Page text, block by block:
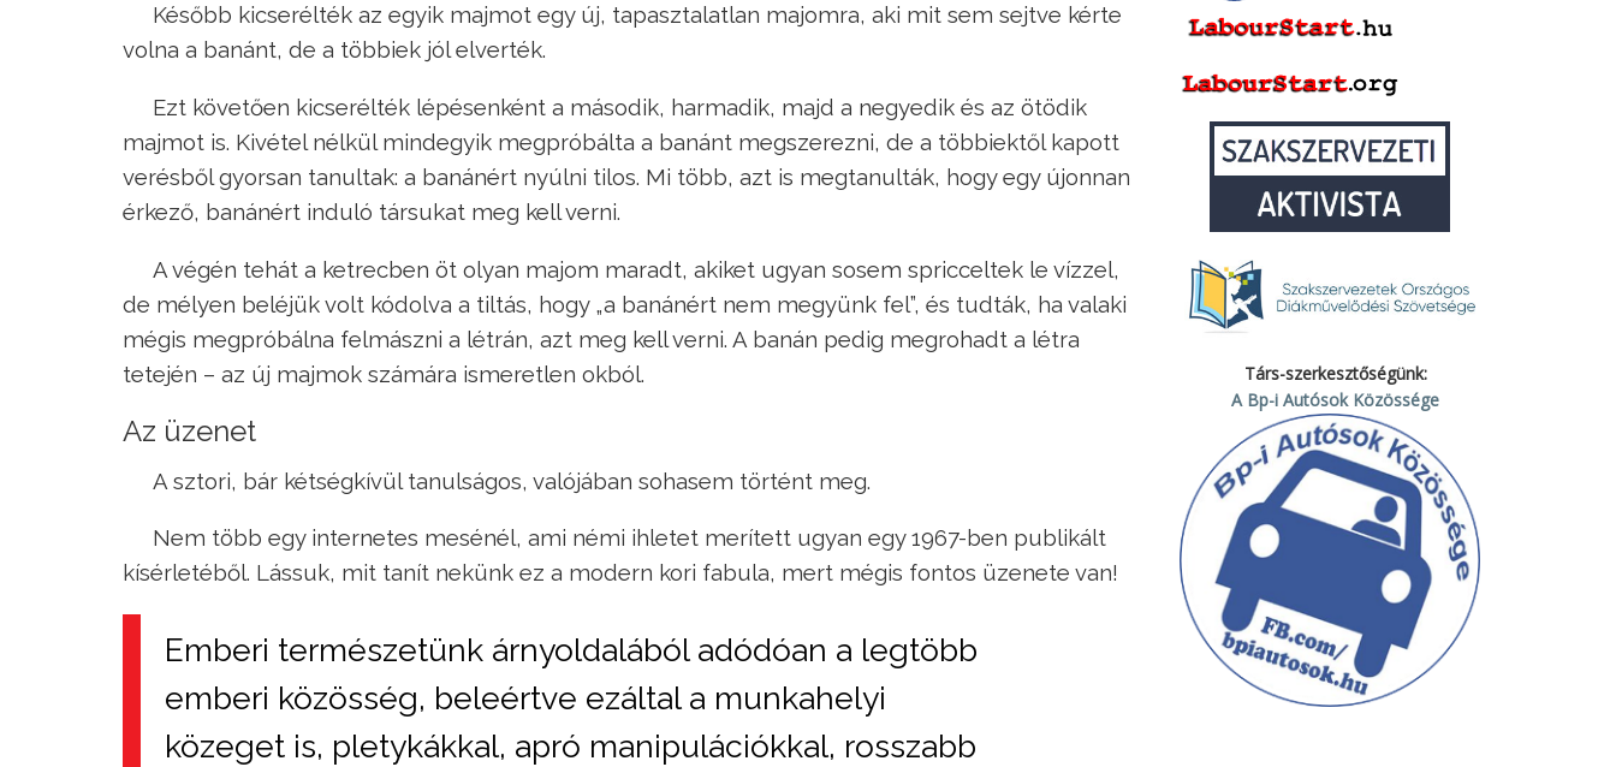
Később kicserélték az egyik majmot egy új, tapasztalatlan majomra, aki mit sem sejtve kérte
volna a banánt, de a többiek jól elverték.
Ezt követően kicserélték lépésenként a második, harmadik, majd a negyedik és az ötödik
majmot is. Kivétel nélkül mindegyik megpróbálta a banánt megszerezni, de a többiektől kapott
verésből gyorsan tanultak: a banánért nyúlni tilos. Mi több, azt is megtanulták, hogy egy újonnan
érkező, banánért induló társukat meg kell verni.
A végén tehát a ketrecben öt olyan majom maradt, akiket ugyan sosem spricceltek le vízzel,
de mélyen beléjük volt kódolva a tiltás, hogy „a banánért nem megyünk fel”, és tudták, ha valaki
mégis megpróbálna felmászni a létrán, azt meg kell verni. A banán pedig megrohadt a létra
tetején – az új majmok számára ismeretlen okból.
Az üzenet
A sztori, bár kétségkívül tanulságos, valójában sohasem történt meg.
Nem több egy internetes mesénél, ami némi ihletet merített ugyan egy 1967-ben publikált
kísérletéből. Lássuk, mit tanít nekünk ez a modern kori fabula, mert mégis fontos üzenete van!
Emberi természetünk árnyoldalából adódóan a legtöbb
emberi közösség, beleértve ezáltal a munkahelyi
közeget is, pletykákkal, apró manipulációkkal, rosszabb
Társ-szerkesztőségünk:
A Bp-i Autósok Közössége